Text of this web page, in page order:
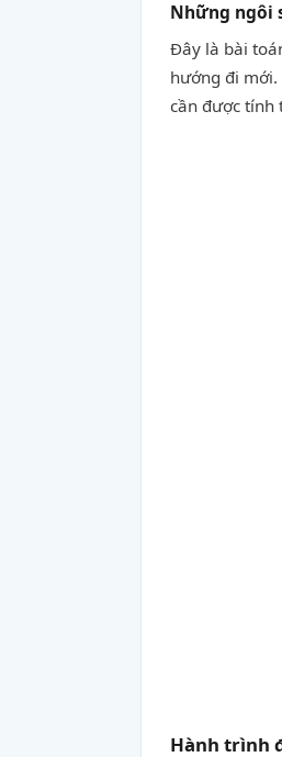
Những ngôi
Đây là bài
hướng đi mới.
cần được tính
Hành trình